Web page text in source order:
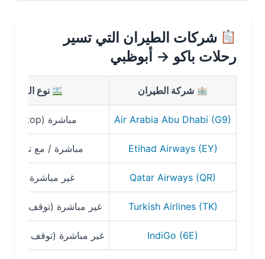
شركات الطيران التي تسير
رحلات باكو → أبوظبي
شركة الطيران نوع الرحلة
Air Arabia Abu Dhabi (G9) مباشرة (Non-stop)
Etihad Airways (EY) مباشرة / مع توقف قليل
Qatar Airways (QR) غير مباشرة (توقف)
Turkish Airlines (TK) غير مباشرة (توقف في
IndiGo (6E) غير مباشرة (توقف في الهند /